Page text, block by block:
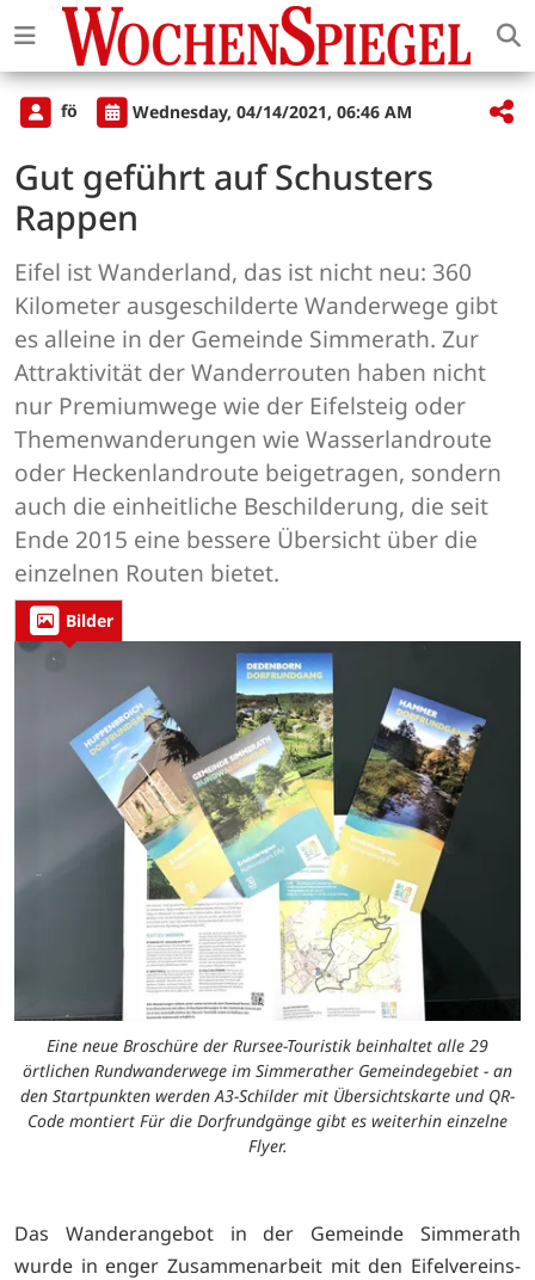
fö Wednesday, 04/14/2021, 06:46 AM
Gut geführt auf Schusters
Rappen
Eifel ist Wanderland, das ist nicht neu: 360
Kilometer ausgeschilderte Wanderwege gibt
es alleine in der Gemeinde Simmerath. Zur
Attraktivität der Wanderrouten haben nicht
nur Premiumwege wie der Eifelsteig oder
Themenwanderungen wie Wasserlandroute
oder Heckenlandroute beigetragen, sondern
auch die einheitliche Beschilderung, die seit
Ende 2015 eine bessere Übersicht über die
einzelnen Routen bietet.
Bilder
Eine neue Broschüre der Rursee-Touristik beinhaltet alle 29
örtlichen Rundwanderwege im Simmerather Gemeindegebiet - an
den Startpunkten werden A3-Schilder mit Übersichtskarte und QR-
Code montiert Für die Dorfrundgänge gibt es weiterhin einzelne
Flyer.
Das Wanderangebot in der Gemeinde Simmerath
wurde in enger Zusammenarbeit mit den Eifelvereins-